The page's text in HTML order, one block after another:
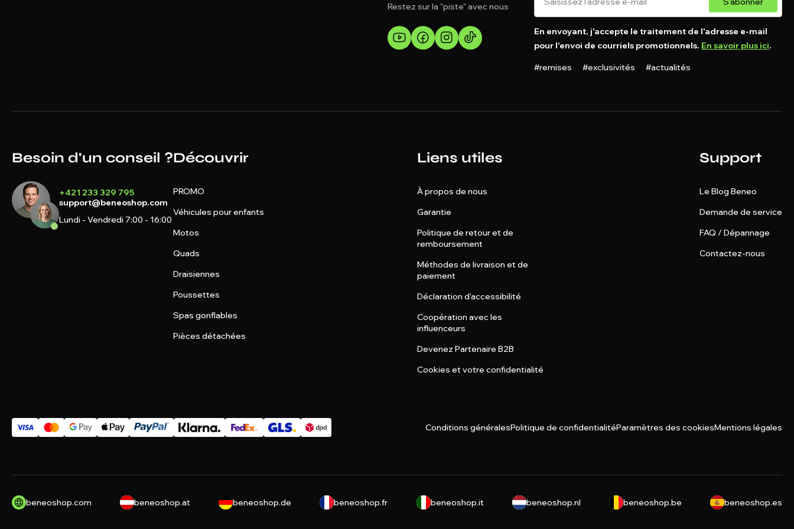
Restez sur la "piste" avec nous
En envoyant, j'accepte le traitement de l'adresse e-mail
pour l'envoi de courriels promotionnels. En savoir plus ici.
#remises #exclusivités #actualités
Besoin d'un conseil ?
+421 233 329 795
support@beneoshop.com
Lundi - Vendredi 7:00 - 16:00
Découvrir
PROMO
Véhicules pour enfants
Motos
Quads
Draisiennes
Poussettes
Spas gonflables
Pièces détachées
Liens utiles
À propos de nous
Garantie
Politique de retour et de
remboursement
Méthodes de livraison et de
paiement
Déclaration d'accessibilité
Coopération avec les
influenceurs
Devenez Partenaire B2B
Cookies et votre confidentialité
Support
Le Blog Beneo
Demande de service
FAQ / Dépannage
Contactez-nous
Conditions généralesPolitique de confidentialitéParamètres des cookiesMentions légales
beneoshop.com beneoshop.at beneoshop.de beneoshop.fr beneoshop.it beneoshop.nl beneoshop.be beneoshop.es